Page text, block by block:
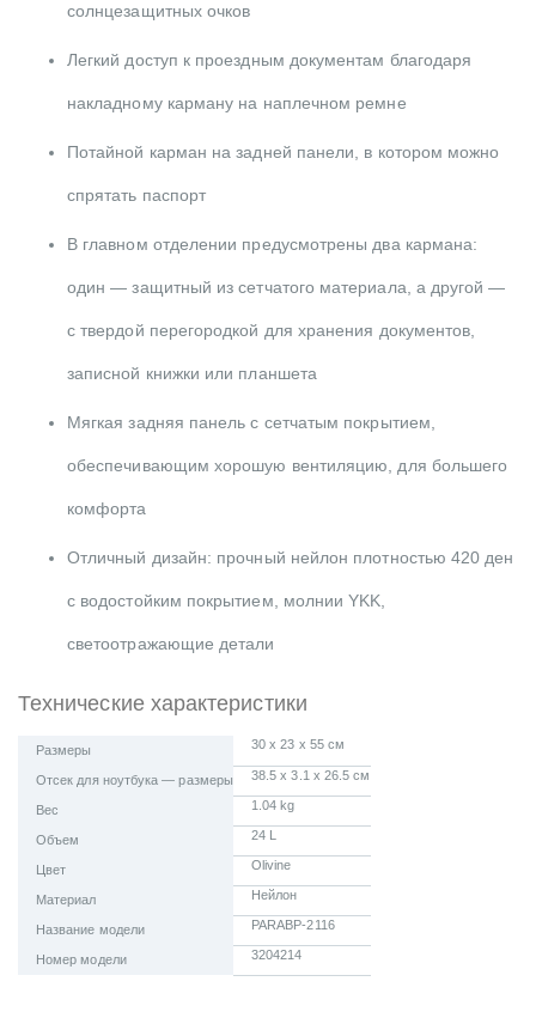
солнцезащитных очков
Легкий доступ к проездным документам благодаря
накладному карману на наплечном ремне
Потайной карман на задней панели, в котором можно
спрятать паспорт
В главном отделении предусмотрены два кармана:
один — защитный из сетчатого материала, а другой —
с твердой перегородкой для хранения документов,
записной книжки или планшета
Мягкая задняя панель с сетчатым покрытием,
обеспечивающим хорошую вентиляцию, для большего
комфорта
Отличный дизайн: прочный нейлон плотностью 420 ден
с водостойким покрытием, молнии YKK,
светоотражающие детали
Технические характеристики
Размеры 30 x 23 x 55 см
Отсек для ноутбука — размеры 38.5 x 3.1 x 26.5 см
Вес 1.04 kg
Объем 24 L
Цвет Olivine
Материал Нейлон
Название модели PARABP-2116
Номер модели 3204214